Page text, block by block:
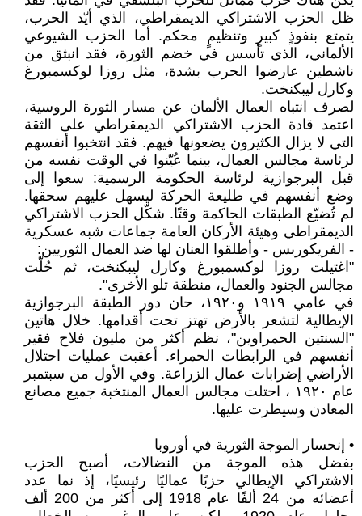
ظل الحزب الاشتراكي الديمقراطي، الذي أيّد الحرب،
يتمتع بنفوذٍ كبيرٍ وتنظيمٍ محكم. أما الحزب الشيوعي
الألماني، الذي تأسس في خضم الثورة، فقد انبثق من
ناشطين عارضوا الحرب بشدة، مثل روزا لوكسمبورغ
وكارل ليبكنخت.
لصرف انتباه العمال الألمان عن مسار الثورة الروسية،
اعتمد قادة الحزب الاشتراكي الديمقراطي على الثقة
التي لا يزال الكثيرون يضعونها فيهم. فقد انتخبوا أنفسهم
لرئاسة مجالس العمال، بينما عُيّنوا في الوقت نفسه من
قبل البرجوازية لرئاسة الحكومة الرسمية: سعوا إلى
وضع أنفسهم في طليعة الحركة ليسهل عليهم سحقها.
لم تُضيّع الطبقات الحاكمة وقتًا. شكّل الحزب الاشتراكي
الديمقراطي وهيئة الأركان العامة جماعات شبه عسكرية
- الفريكوربس - وأطلقوا العنان لها ضد العمال الثوريين:
"اغتيلت روزا لوكسمبورغ وكارل ليبكنخت، ثم حُلّت
مجالس الجنود والعمال، منطقة تلو الأخرى".
في عامي ١٩١٩ و١٩٢٠، حان دور الطبقة البرجوازية
الإيطالية لتشعر بالأرض تهتز تحت أقدامها. خلال هاتين
"السنتين الحمراوين"، نظم أكثر من مليون فلاح فقير
أنفسهم في الرابطات الحمراء. أعقبت عمليات احتلال
الأراضي إضرابات عمال الزراعة. وفي الأول من سبتمبر
عام ١٩٢٠ ، احتلت مجالس العمال المنتخبة جميع مصانع
المعادن وسيطرت عليها.
• إنحسار الموجة الثورية في أوروبا
بفضل هذه الموجة من النضالات، أصبح الحزب
الاشتراكي الإيطالي حزبًا عماليًا رئيسيًا، إذ نما عدد
أعضائه من 24 ألفًا عام 1918 إلى أكثر من 200 ألف